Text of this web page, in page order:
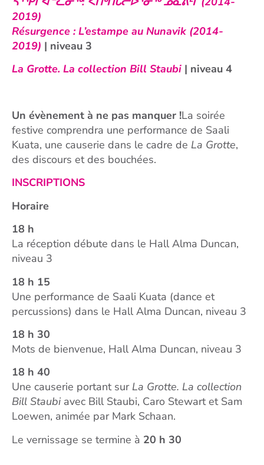
2019)
Résurgence : L’estampe au Nunavik (2014-
2019) | niveau 3
La Grotte. La collection Bill Staubi | niveau 4
Un évènement à ne pas manquer !La soirée
festive comprendra une performance de Saali
Kuata, une causerie dans le cadre de La Grotte,
des discours et des bouchées.
INSCRIPTIONS
Horaire
18 h
La réception débute dans le Hall Alma Duncan,
niveau 3
18 h 15
Une performance de Saali Kuata (dance et
percussions) dans le Hall Alma Duncan, niveau 3
18 h 30
Mots de bienvenue, Hall Alma Duncan, niveau 3
18 h 40
Une causerie portant sur La Grotte. La collection
Bill Staubi avec Bill Staubi, Caro Stewart et Sam
Loewen, animée par Mark Schaan.
Le vernissage se termine à 20 h 30